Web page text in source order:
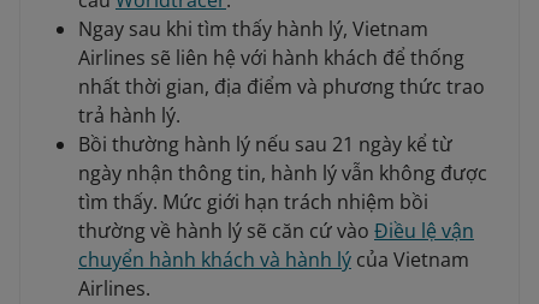
Ngay sau khi tìm thấy hành lý, Vietnam
Airlines sẽ liên hệ với hành khách để thống
nhất thời gian, địa điểm và phương thức trao
trả hành lý.
Bồi thường hành lý nếu sau 21 ngày kể từ
ngày nhận thông tin, hành lý vẫn không được
tìm thấy. Mức giới hạn trách nhiệm bồi
thường về hành lý sẽ căn cứ vào Điều lệ vận
chuyển hành khách và hành lý của Vietnam
Airlines.